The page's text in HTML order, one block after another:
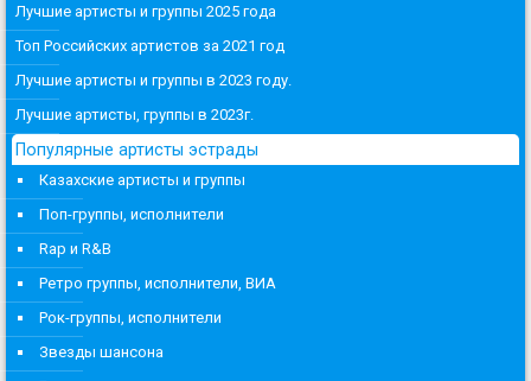
Лучшие артисты и группы 2025 года
Топ Российских артистов за 2021 год
Лучшие артисты и группы в 2023 году.
Лучшие артисты, группы в 2023г.
Популярные артисты эстрады
Казахские артисты и группы
Поп-группы, исполнители
Rap и R&B
Ретро группы, исполнители, ВИА
Рок-группы, исполнители
Звезды шансона